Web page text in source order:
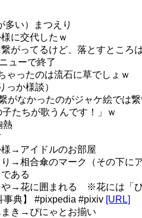
多い）まつえり
に交代したｗ
がってるけど、落とすところ
ューで終了
ゃったのは流石に草でしょｗ
か様談）
がなかったのがジャケ絵では
たちが歌うんです！」ｗ
熱
→アイドルのお部屋
相合傘のマーク（その下にア
ある
→花に囲まれる ※花には「
事典】 #pixpedia #pixiv [URL]
き→ぴにゃとお揃い